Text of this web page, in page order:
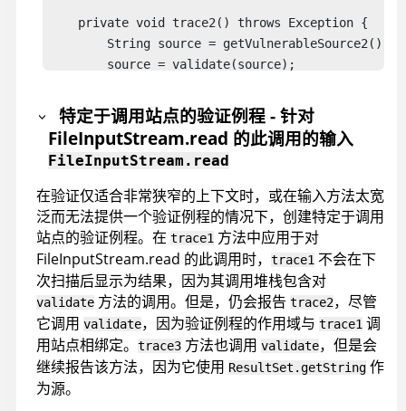
    private void trace2() throws Exception {
        String source = getVulnerableSource2();
        source = validate(source);
    }
    private void trace3() throws Exception {
        String source = getVulnerableSource3();
        source = validate(source);
        writeToVulnerableSink(source);
    }
public String getVulnerableSource1() throws
        fileInputStream.read(buffer);
        return new String(buffer);
    }
public String getVulnerableSource2() throws
        fileInputStream.read(buffer);
特定于调用站点的验证例程 - 针对
FileInputStream.read 的此调用的输入
FileInputStream.read
在验证仅适合非常狭窄的上下文时，或在输入方法太宽
泛而无法提供一个验证例程的情况下，创建特定于调用
站点的验证例程。在 trace1 方法中应用于对
FileInputStream.read 的此调用时，
trace1 不会在下
次扫描后显示为结果，因为其调用堆栈包含对
validate 方法的调用。但是，仍会报告 trace2，尽管
它调用 validate，因为验证例程的作用域与 trace1 调
用站点相绑定。
trace3 方法也调用 validate，但是会
继续报告该方法，因为它使用 ResultSet.getString 作
为源。